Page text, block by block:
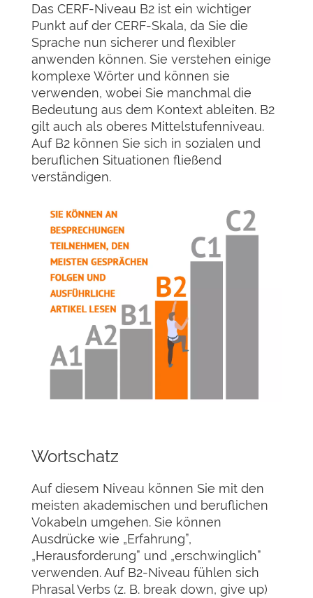
Das CERF-Niveau B2 ist ein wichtiger
Punkt auf der CERF-Skala, da Sie die
Sprache nun sicherer und flexibler
anwenden können. Sie verstehen einige
komplexe Wörter und können sie
verwenden, wobei Sie manchmal die
Bedeutung aus dem Kontext ableiten. B2
gilt auch als oberes Mittelstufenniveau.
Auf B2 können Sie sich in sozialen und
beruflichen Situationen fließend
verständigen.
Wortschatz
Auf diesem Niveau können Sie mit den
meisten akademischen und beruflichen
Vokabeln umgehen. Sie können
Ausdrücke wie „Erfahrung”,
„Herausforderung” und „erschwinglich”
verwenden. Auf B2-Niveau fühlen sich
Phrasal Verbs (z. B. break down, give up)